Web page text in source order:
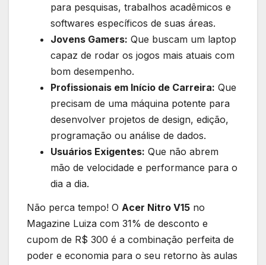
para pesquisas, trabalhos acadêmicos e
softwares específicos de suas áreas.
Jovens Gamers: Que buscam um laptop
capaz de rodar os jogos mais atuais com
bom desempenho.
Profissionais em Início de Carreira: Que
precisam de uma máquina potente para
desenvolver projetos de design, edição,
programação ou análise de dados.
Usuários Exigentes: Que não abrem
mão de velocidade e performance para o
dia a dia.
Não perca tempo! O Acer Nitro V15 no
Magazine Luiza com 31% de desconto e
cupom de R$ 300 é a combinação perfeita de
poder e economia para o seu retorno às aulas